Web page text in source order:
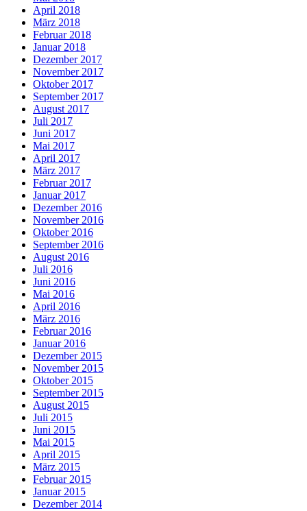
April 2018
März 2018
Februar 2018
Januar 2018
Dezember 2017
November 2017
Oktober 2017
September 2017
August 2017
Juli 2017
Juni 2017
Mai 2017
April 2017
März 2017
Februar 2017
Januar 2017
Dezember 2016
November 2016
Oktober 2016
September 2016
August 2016
Juli 2016
Juni 2016
Mai 2016
April 2016
März 2016
Februar 2016
Januar 2016
Dezember 2015
November 2015
Oktober 2015
September 2015
August 2015
Juli 2015
Juni 2015
Mai 2015
April 2015
März 2015
Februar 2015
Januar 2015
Dezember 2014